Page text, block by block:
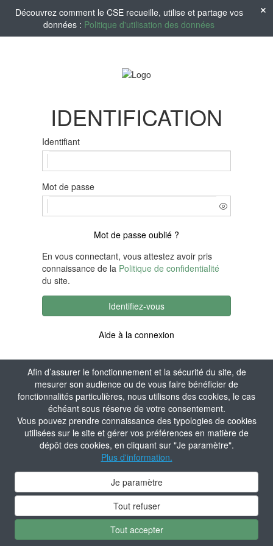
Afin d’assurer le fonctionnement et la sécurité du site, de
mesurer son audience ou de vous faire bénéficier de
fonctionnalités particulières, nous utilisons des cookies, le cas
échéant sous réserve de votre consentement.
Vous pouvez prendre connaissance des typologies de cookies
utilisées sur le site et gérer vos préférences en matière de
dépôt des cookies, en cliquant sur "Je paramètre".
Plus d'information.
Je paramètre
Tout refuser
Tout accepter
Découvrez comment le CSE recueille, utilise et partage vos
données : Politique d'utilisation des données
IDENTIFICATION
Identifiant
Mot de passe
Mot de passe oublié ?
En vous connectant, vous attestez avoir pris
connaissance de la Politique de confidentialité
du site.
Identifiez-vous
Aide à la connexion